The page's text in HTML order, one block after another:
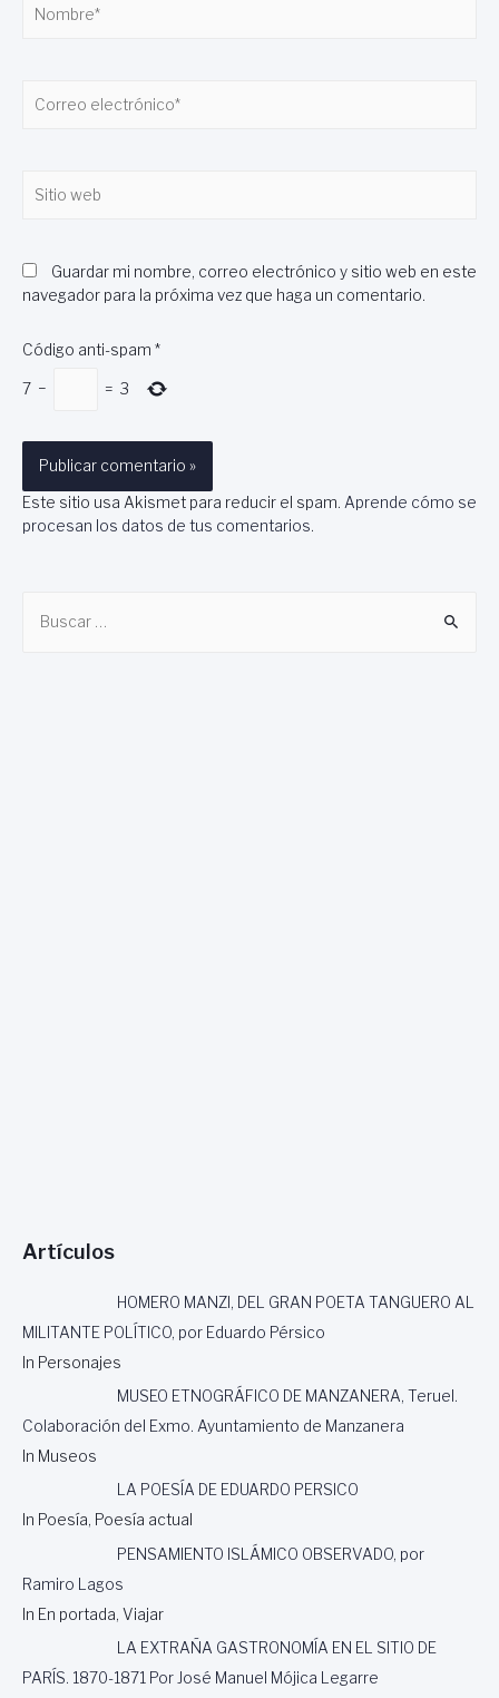
electrónico*
web
Guardar mi nombre, correo electrónico y sitio web en este
navegador para la próxima vez que haga un comentario.
Código anti-spam *
7 − = 3
Este sitio usa Akismet para reducir el spam. Aprende cómo se
procesan los datos de tus comentarios.
Artículos
HOMERO MANZI, DEL GRAN POETA TANGUERO AL
MILITANTE POLÍTICO, por Eduardo Pérsico
In Personajes
MUSEO ETNOGRÁFICO DE MANZANERA, Teruel.
Colaboración del Exmo. Ayuntamiento de Manzanera
In Museos
LA POESÍA DE EDUARDO PERSICO
In Poesía, Poesía actual
PENSAMIENTO ISLÁMICO OBSERVADO, por
Ramiro Lagos
In En portada, Viajar
LA EXTRAÑA GASTRONOMÍA EN EL SITIO DE
PARÍS. 1870-1871 Por José Manuel Mójica Legarre